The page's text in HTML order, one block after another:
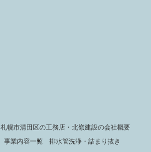
札幌市清田区の工務店・北嶺建設の会社概要
事業内容一覧
排水管洗浄・詰まり抜き